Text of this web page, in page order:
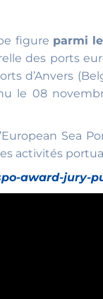
figure parmi
des ports
d’Anvers
le 08
activités
award-jury-